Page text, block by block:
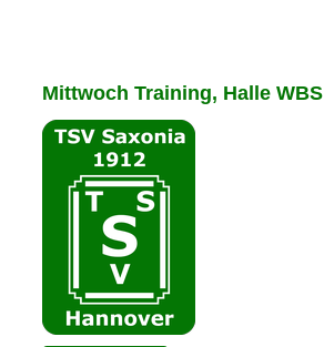
Mittwoch Training, Halle WBS